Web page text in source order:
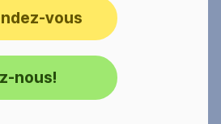
vous
nous!